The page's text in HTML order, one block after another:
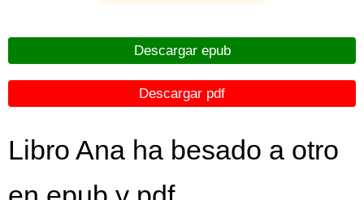
Descargar epub
Descargar pdf
Libro Ana ha besado a otro